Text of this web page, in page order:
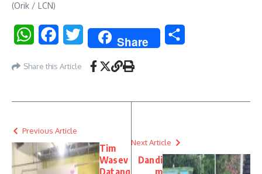
(Orik / LCN)
WhatsAppFacebookTwitter Share
Share this Article
Previous Article
Tim
Wasev
Next Article
Dandi